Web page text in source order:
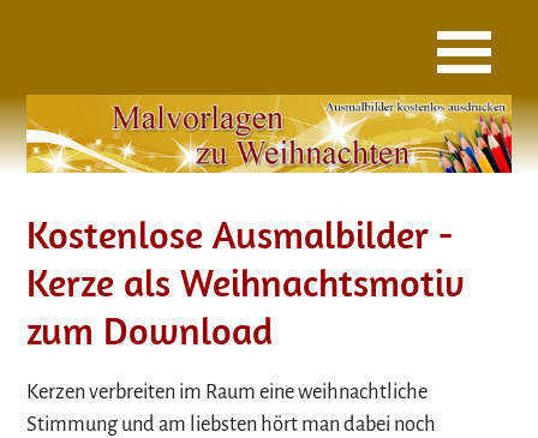
Kostenlose Ausmalbilder -
Kerze als Weihnachtsmotiv
zum Download
Kerzen verbreiten im Raum eine weihnachtliche
Stimmung und am liebsten hört man dabei noch